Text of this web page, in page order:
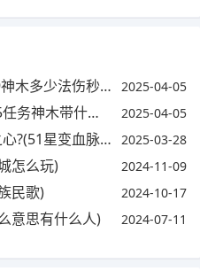
法伤秒出来够看) 2025-04-05
木带什么法宝) 2025-04-05
脉升满花多少钻石) 2025-03-28
怎么玩) 2024-11-09
民歌) 2024-10-17
意思有什么人) 2024-07-11